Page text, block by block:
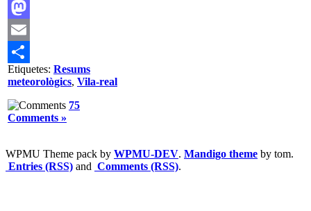
Facebook
Mastodon
Email
Comparteix
Etiquetes: Resums
meteorològics, Vila-real
75
Comments »
WPMU Theme pack by WPMU-DEV. Mandigo theme by tom.
Entries (RSS) and Comments (RSS).